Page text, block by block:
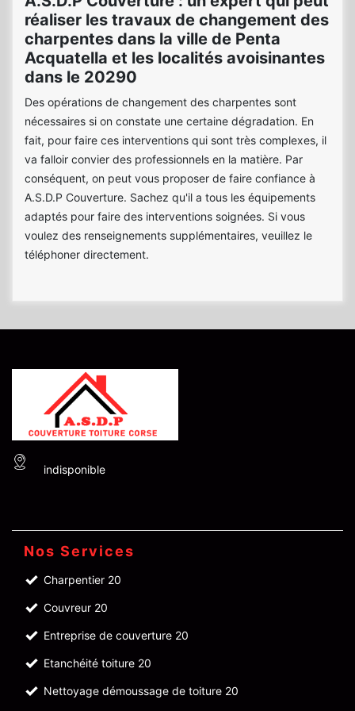
réaliser les travaux de changement des
charpentes dans la ville de Penta
Acquatella et les localités avoisinantes
dans le 20290
Des opérations de changement des charpentes sont
nécessaires si on constate une certaine dégradation. En
fait, pour faire ces interventions qui sont très complexes, il
va falloir convier des professionnels en la matière. Par
conséquent, on peut vous proposer de faire confiance à
A.S.D.P Couverture. Sachez qu'il a tous les équipements
adaptés pour faire des interventions soignées. Si vous
voulez des renseignements supplémentaires, veuillez le
téléphoner directement.
indisponible
Nos Services
Charpentier 20
Couvreur 20
Entreprise de couverture 20
Etanchéité toiture 20
Nettoyage démoussage de toiture 20